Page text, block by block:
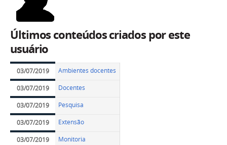
Últimos conteúdos criados por este
usuário
03/07/2019 Ambientes docentes
03/07/2019 Docentes
03/07/2019 Pesquisa
03/07/2019 Extensão
03/07/2019 Monitoria